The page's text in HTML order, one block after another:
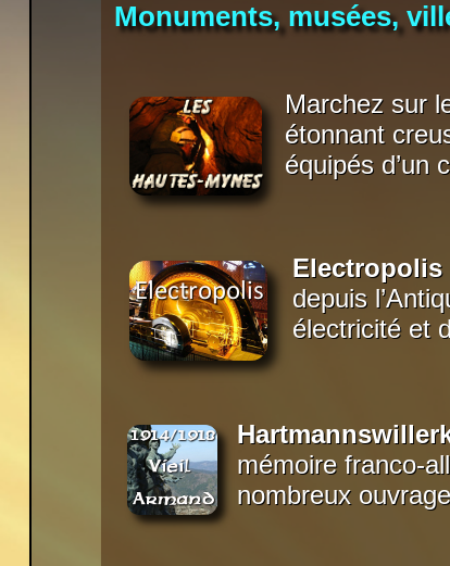
Monuments, musées,
Marchez sur
étonnant
équipés d’un
Electropolis
depuis
électricité et
mémoire franco-
nombreux